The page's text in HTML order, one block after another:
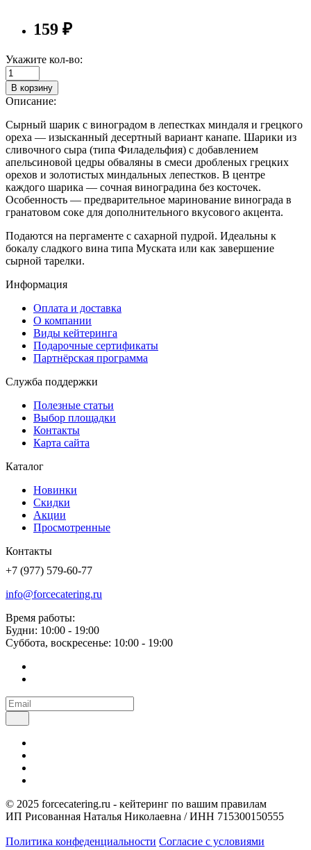
159 ₽
Укажите кол-во:
В корзину
Описание:
Сырный шарик с виноградом в лепестках миндаля и грецкого
ореха — изысканный десертный вариант канапе. Шарики из
сливочного сыра (типа Филадельфия) с добавлением
апельсиновой цедры обваляны в смеси дробленых грецких
орехов и золотистых миндальных лепестков. В центре
каждого шарика — сочная виноградина без косточек.
Особенность — предварительное маринование винограда в
гранатовом соке для дополнительного вкусового акцента.
Подаются на пергаменте с сахарной пудрой. Идеальны к
бокалу сладкого вина типа Муската или как завершение
сырной тарелки.
Информация
Оплата и доставка
О компании
Виды кейтеринга
Подарочные сертификаты
Партнёрская программа
Служба поддержки
Полезные статьи
Выбор площадки
Контакты
Карта сайта
Каталог
Новинки
Скидки
Акции
Просмотренные
Контакты
+7 (977) 579-60-77
info@forcecatering.ru
Время работы:
Будни: 10:00 - 19:00
Суббота, воскресенье: 10:00 - 19:00
© 2025 forcecatering.ru - кейтеринг по вашим правилам
ИП Рисованная Наталья Николаевна / ИНН 715300150555
Политика конфеденциальности Согласие с условиями